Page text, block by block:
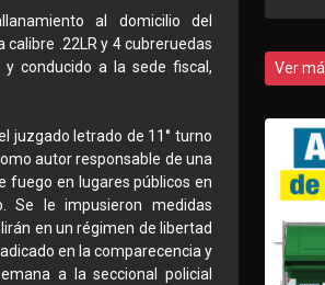
al domicilio del
.22LR y 4 cubreruedas
conducido a la sede fiscal,
juzgado letrado de 11° turno
autor responsable de una
fuego en lugares públicos en
le impusieron medidas
en un régimen de libertad
en la comparecencia y
a la seccional policial
Ver